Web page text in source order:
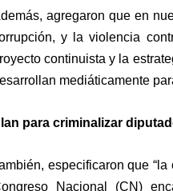
agregaron que en
y la violencia
continuista y la
mediáticamente
para criminalizar
especificaron que
Nacional (CN)